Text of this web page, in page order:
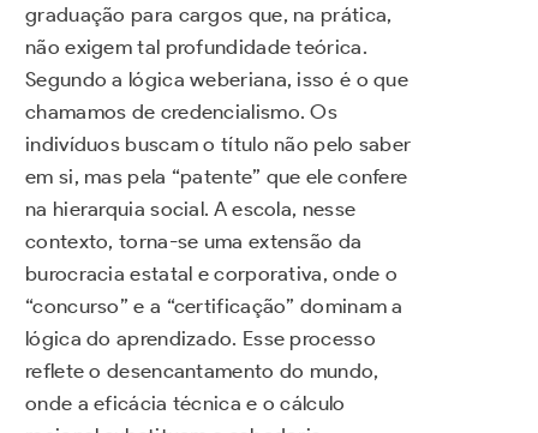
graduação para cargos que, na prática,
não exigem tal profundidade teórica.
Segundo a lógica weberiana, isso é o que
chamamos de credencialismo. Os
indivíduos buscam o título não pelo saber
em si, mas pela “patente” que ele confere
na hierarquia social. A escola, nesse
contexto, torna-se uma extensão da
burocracia estatal e corporativa, onde o
“concurso” e a “certificação” dominam a
lógica do aprendizado. Esse processo
reflete o desencantamento do mundo,
onde a eficácia técnica e o cálculo